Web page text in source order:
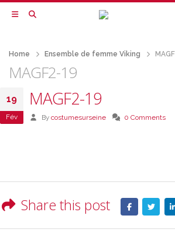
Home Ensemble de femme Viking
MAGF2-19
19
Fév
MAGF2-19
By costumesurseine 0 Comments
Share this post